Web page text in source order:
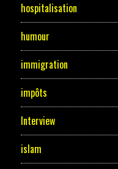
hospitalisation
humour
immigration
impôts
Interview
islam